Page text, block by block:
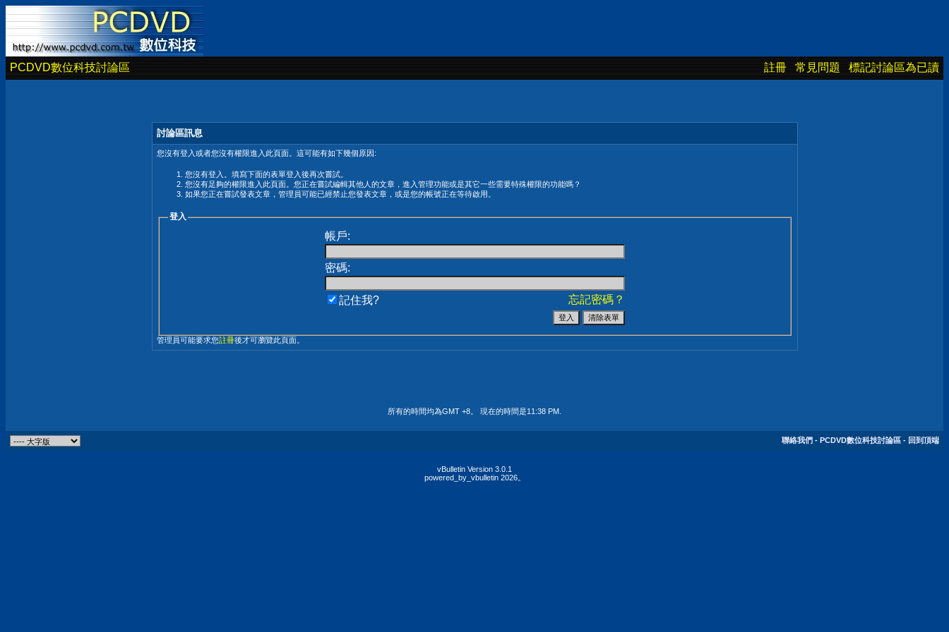
PCDVD數位科技討論區 註冊 常見問題 標記討論區為已讀
討論區訊息
您沒有登入或者您沒有權限進入此頁面。這可能有如下幾個原因:
您沒有登入。填寫下面的表單登入後再次嘗試。
您沒有足夠的權限進入此頁面。您正在嘗試編輯其他人的文章，進入管理功能或是其它一些需要特殊權限的功能嗎？
如果您正在嘗試發表文章，管理員可能已經禁止您發表文章，或是您的帳號正在等待啟用。
登入
帳戶:
密碼:
忘記密碼？
記住我?
管理員可能要求您註冊後才可瀏覽此頁面。
所有的時間均為GMT +8。 現在的時間是11:38 PM
聯絡我們 - PCDVD數位科技討論區 - 回到頂端
vBulletin Version 3.0.1
powered_by_vbulletin 2026。